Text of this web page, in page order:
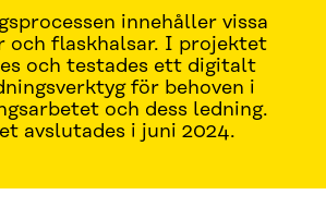
innehåller vissa
och flaskhalsar. I projektet
och testades ett digitalt
för behoven i
och dess ledning.
avslutades i juni 2024.